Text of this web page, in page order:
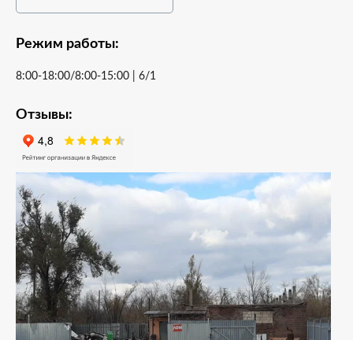
Режим работы:
8:00-18:00/8:00-15:00 | 6/1
Отзывы: